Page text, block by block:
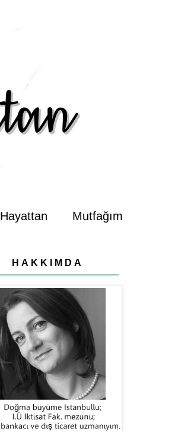
Hayattan Mutfağım
HAKKIMDA